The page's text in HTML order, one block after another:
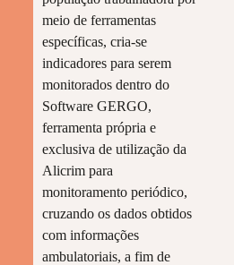
meio de ferramentas
específicas, cria-se
indicadores para serem
monitorados dentro do
Software GERGO,
ferramenta própria e
exclusiva de utilização da
Alicrim para
monitoramento periódico,
cruzando os dados obtidos
com informações
ambulatoriais, a fim de